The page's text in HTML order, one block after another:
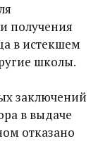
получения
в истекшем
школы.
заключений
в выдаче
отказано